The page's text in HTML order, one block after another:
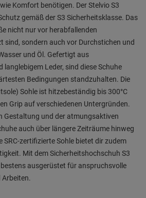
Komfort benötigen. Der Stelvio S3
gemäß der S3 Sicherheitsklasse. Das
nicht nur vor herabfallenden
sind, sondern auch vor Durchstichen und
und Öl. Gefertigt aus
Leder, sind diese Schuhe
Bedingungen standzuhalten. Die
Sohle ist hitzebeständig bis 300°C
Grip auf verschiedenen Untergründen.
Gestaltung und der atmungsaktiven
auch über längere Zeiträume hinweg
SRC-zertifizierte Sohle bietet dir zudem
Mit dem Sicherheitshochschuh S3
bestens ausgerüstet für anspruchsvolle